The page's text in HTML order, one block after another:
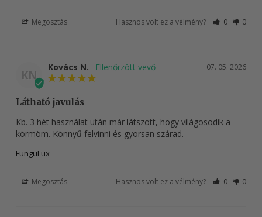
Megosztás Hasznos volt ez a vélmény? 0 0
KN
07. 05. 2026
Kovács N.
Látható javulás
Kb. 3 hét használat után már látszott, hogy világosodik a
körmöm. Könnyű felvinni és gyorsan szárad.
FunguLux
Megosztás Hasznos volt ez a vélmény? 0 0